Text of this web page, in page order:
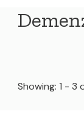
Showing: 1 - 3